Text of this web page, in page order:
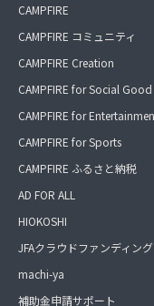
CAMPFIRE
CAMPFIRE コミュニティ
CAMPFIRE Creation
CAMPFIRE for Social Good
CAMPFIRE for
CAMPFIRE for Sports
CAMPFIRE ふるさと納税
AD FOR ALL
HIOKOSHI
JFAクラウドファンディング
machi-ya
補助金申請サポート